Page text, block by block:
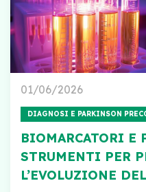
01/06/2026
DIAGNOSI E PARKINSON
BIOMARCATORI E
STRUMENTI PER
L’EVOLUZIONE